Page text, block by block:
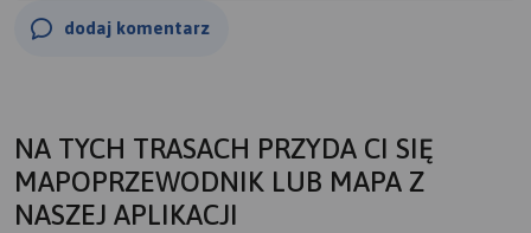
dodaj komentarz
NA TYCH TRASACH PRZYDA CI SIĘ
MAPOPRZEWODNIK LUB MAPA Z
NASZEJ APLIKACJI